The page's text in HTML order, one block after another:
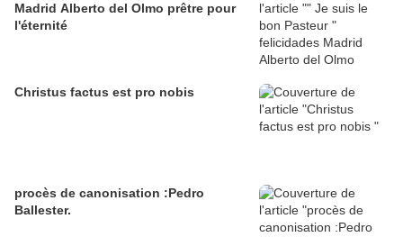
Madrid Alberto del Olmo prêtre pour
l'éternité
Christus factus est pro nobis
procès de canonisation :Pedro
Ballester.